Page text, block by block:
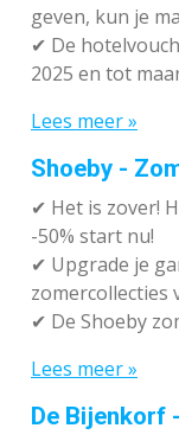
geven, kun je
✔ De
2025 en tot
Lees meer »
Shoeby -
✔ Het is zover!
-50% start nu!
✔ Upgrade je
zomercollecties
✔ De Shoeby
Lees meer »
De Bijenkorf